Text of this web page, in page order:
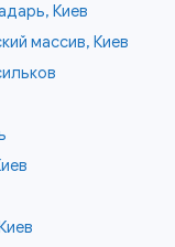
Киев
массив, Киев